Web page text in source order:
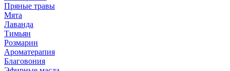
Пряные травы
Мята
Лаванда
Тимьян
Розмарин
Ароматерапия
Благовония